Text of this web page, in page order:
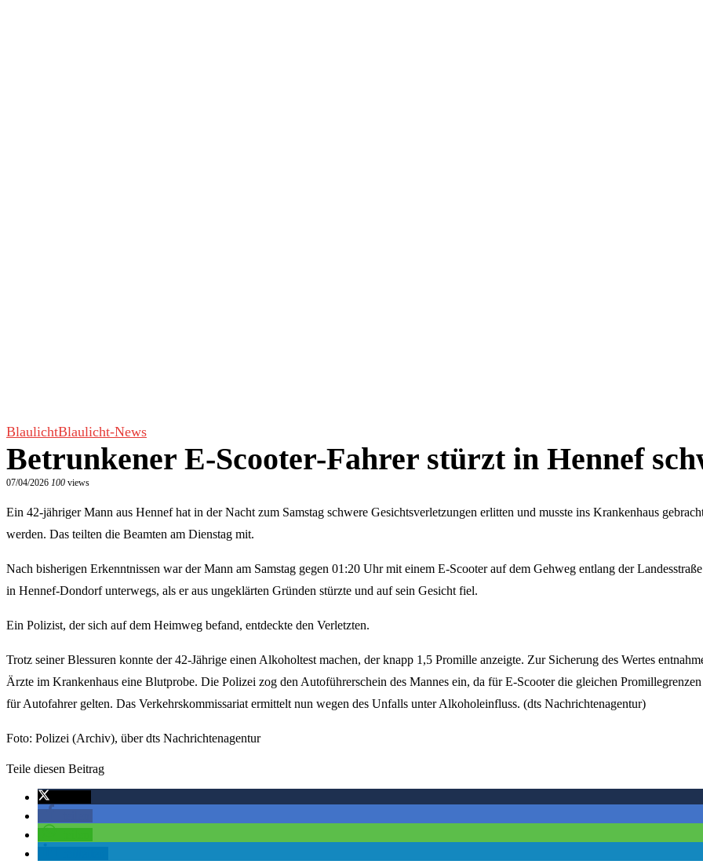
BlaulichtBlaulicht-News
Betrunkener E-Scooter-Fahrer stürzt in Hennef
07/04/2026 100 views
Ein 42-jähriger Mann aus Hennef hat in der Nacht zum Samstag schwere Gesichtsverletzungen erlitten und musste ins Krankenhaus
werden. Das teilten die Beamten am Dienstag mit.
Nach bisherigen Erkenntnissen war der Mann am Samstag gegen 01:20 Uhr mit einem E-Scooter auf dem Gehweg entlang der
in Hennef-Dondorf unterwegs, als er aus ungeklärten Gründen stürzte und auf sein Gesicht fiel.
Ein Polizist, der sich auf dem Heimweg befand, entdeckte den Verletzten.
Trotz seiner Blessuren konnte der 42-Jährige einen Alkoholtest machen, der knapp 1,5 Promille anzeigte. Zur Sicherung des Wertes
Ärzte im Krankenhaus eine Blutprobe. Die Polizei zog den Autoführerschein des Mannes ein, da für E-Scooter die gleichen
für Autofahrer gelten. Das Verkehrskommissariat ermittelt nun wegen des Unfalls unter Alkoholeinfluss. (dts Nachrichtenagentur)
Foto: Polizei (Archiv), über dts Nachrichtenagentur
Teile diesen Beitrag